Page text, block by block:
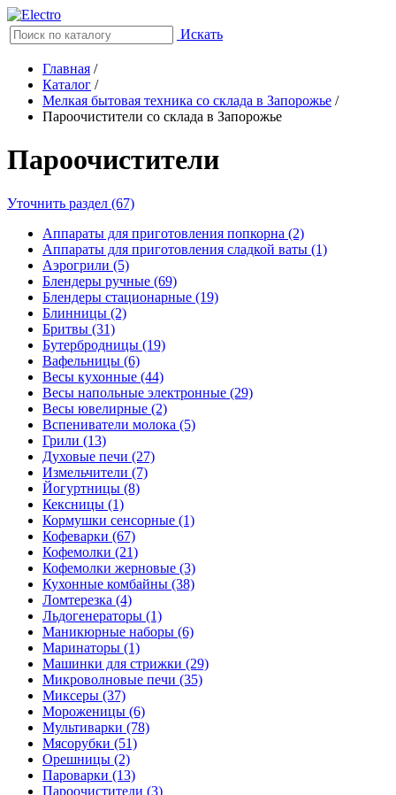
Искать
Главная /
Каталог /
Мелкая бытовая техника со склада в Запорожье /
Пароочистители со склада в Запорожье
Пароочистители
Уточнить раздел (67)
Аппараты для приготовления попкорна (2)
Аппараты для приготовления сладкой ваты (1)
Аэрогрили (5)
Блендеры ручные (69)
Блендеры стационарные (19)
Блинницы (2)
Бритвы (31)
Бутербродницы (19)
Вафельницы (6)
Весы кухонные (44)
Весы напольные электронные (29)
Весы ювелирные (2)
Вспениватели молока (5)
Грили (13)
Духовые печи (27)
Измельчители (7)
Йогуртницы (8)
Кексницы (1)
Кормушки сенсорные (1)
Кофеварки (67)
Кофемолки (21)
Кофемолки жерновые (3)
Кухонные комбайны (38)
Ломтерезка (4)
Льдогенераторы (1)
Маникюрные наборы (6)
Маринаторы (1)
Машинки для стрижки (29)
Микроволновые печи (35)
Миксеры (37)
Мороженицы (6)
Мультиварки (78)
Мясорубки (51)
Орешницы (2)
Пароварки (13)
Пароочистители (3)